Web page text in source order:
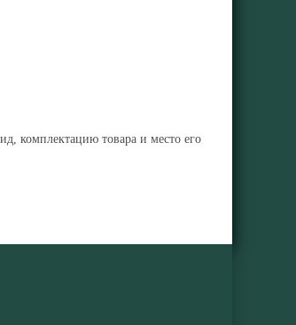
комплектацию товара и место его